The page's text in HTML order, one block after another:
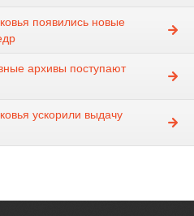
появились новые
архивы поступают
ускорили выдачу